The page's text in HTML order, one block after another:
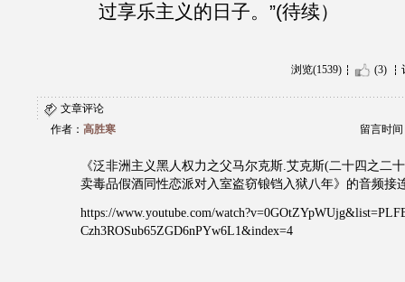
过享乐主义的日子。”(待续）
浏览(1539) (3)
文章评论
作者： 高胜寒 留言时间
《泛非洲主义黑人权力之父马尔克斯.艾克斯(二十四之二
卖毒品假酒同性恋派对入室盗窃锒铛入狱八年》的音频接
https://www.youtube.com/
Czh3ROSub65ZGD6nPYw6L1&index=4